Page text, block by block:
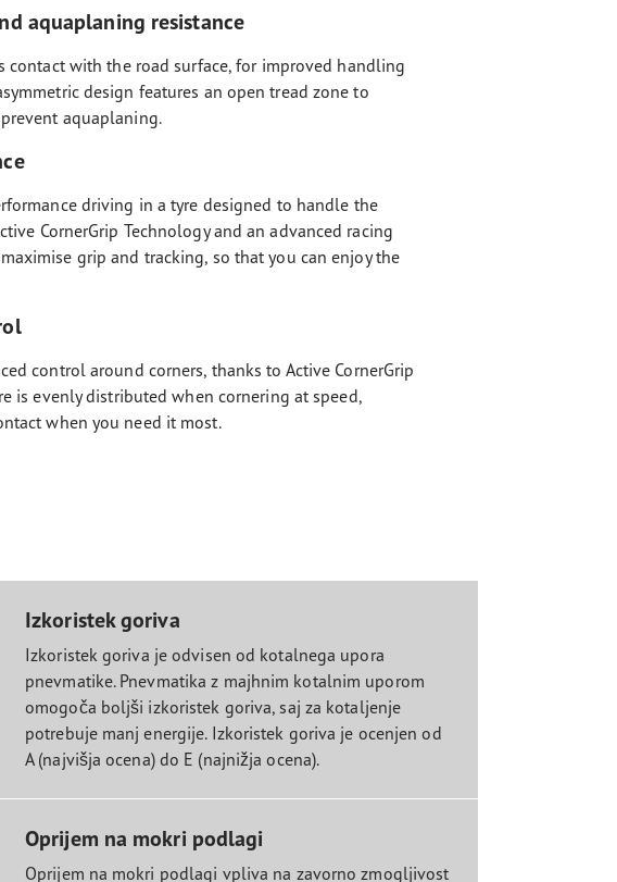
aquaplaning resistance
contact with the road surface, for improved handling
design features an open tread zone to
aquaplaning.
driving in a tyre designed to handle the
CornerGrip Technology and an advanced racing
grip and tracking, so that you can enjoy the
control around corners, thanks to Active CornerGrip
is evenly distributed when cornering at speed,
when you need it most.
Izkoristek goriva
Izkoristek goriva je odvisen od kotalnega upora
pnevmatike. Pnevmatika z majhnim kotalnim uporom
omogoča boljši izkoristek goriva, saj za kotaljenje
potrebuje manj energije. Izkoristek goriva je ocenjen od
A (najvišja ocena) do E (najnižja ocena).
Oprijem na mokri podlagi
Oprijem na mokri podlagi vpliva na zavorno zmogljivost